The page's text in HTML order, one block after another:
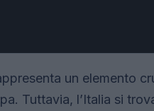
un elemento
Tuttavia, l’Italia si